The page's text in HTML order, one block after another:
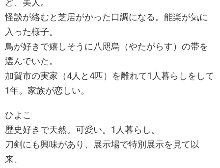
ど、美人。
怪談が絡むと芝居がかった口調になる。能楽が気に
入った様子。
鳥が好きで嬉しそうに八咫烏（やたがらす）の帯を
選んでいた。
加賀市の実家（4人と4匹）を離れて1人暮らしをして
1年。家族が恋しい。
ひよこ
歴史好きで天然。可愛い。1人暮らし。
刀剣にも興味があり、展示場で特別展示を見て以
来、